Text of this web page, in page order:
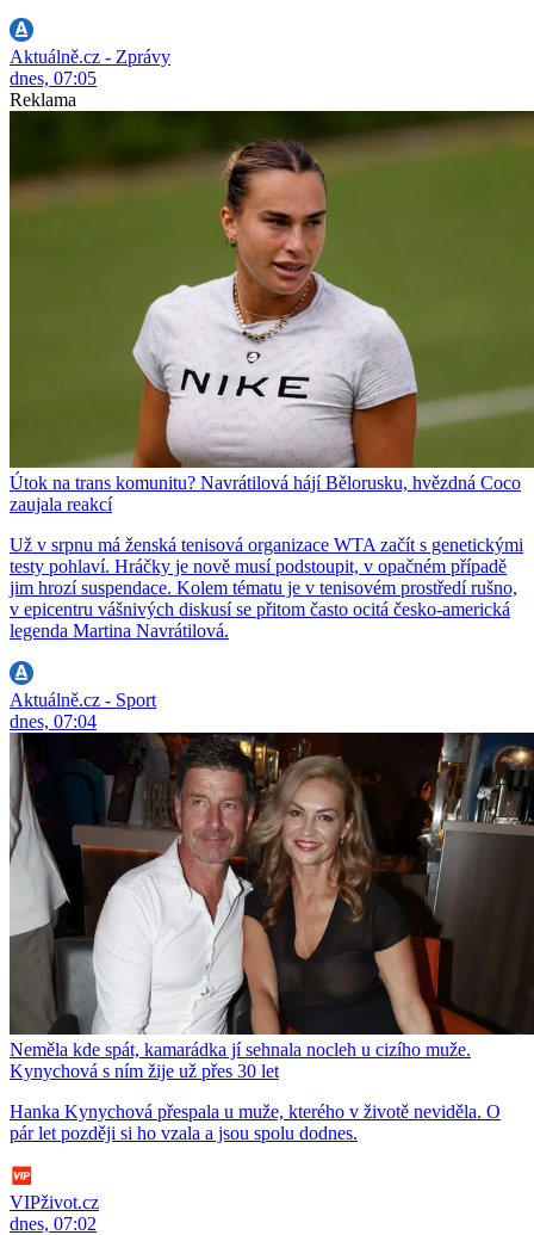
Aktuálně.cz - Zprávy
dnes, 07:05
Reklama
Útok na trans komunitu? Navrátilová hájí Bělorusku, hvězdná Coco
zaujala reakcí
Už v srpnu má ženská tenisová organizace WTA začít s genetickými
testy pohlaví. Hráčky je nově musí podstoupit, v opačném případě
jim hrozí suspendace. Kolem tématu je v tenisovém prostředí rušno,
v epicentru vášnivých diskusí se přitom často ocitá česko-americká
legenda Martina Navrátilová.
Aktuálně.cz - Sport
dnes, 07:04
Neměla kde spát, kamarádka jí sehnala nocleh u cizího muže.
Kynychová s ním žije už přes 30 let
Hanka Kynychová přespala u muže, kterého v životě neviděla. O
pár let později si ho vzala a jsou spolu dodnes.
VIPživot.cz
dnes, 07:02